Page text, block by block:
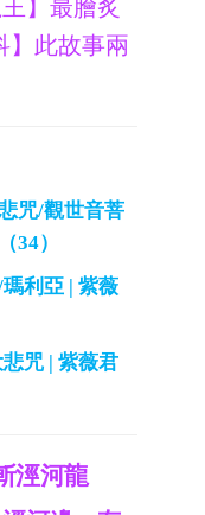
】最膾炙
】此故事兩
咒/觀世音菩
34）
利亞 | 紫薇
咒 | 紫薇君
涇河龍